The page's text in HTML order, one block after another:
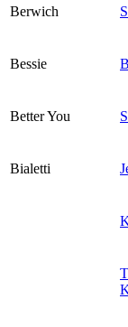
Berwich
Bessie
Better You
Bialetti